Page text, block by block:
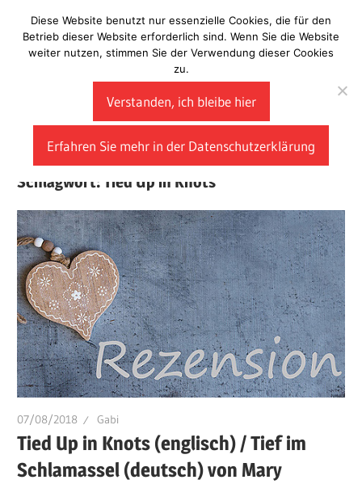
Inhalt
springen
Laberladen
Schlagwort: Tied Up in Knots
07/08/2018 Gabi
Tied Up in Knots (englisch) / Tief im
Schlamassel (deutsch) von Mary
Diese Website benutzt nur essenzielle Cookies, die für den
Betrieb dieser Website erforderlich sind. Wenn Sie die Website
weiter nutzen, stimmen Sie der Verwendung dieser Cookies
zu.
Verstanden, ich bleibe hier
Erfahren Sie mehr in der Datenschutzerklärung